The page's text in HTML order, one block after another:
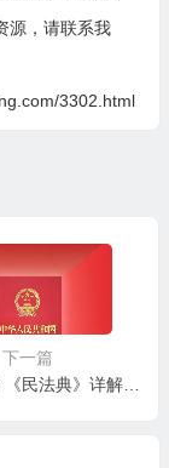
源，请联系我
3302.html
下一篇
民法典详解 《民法典》详解 – 第二百五十三条：国家所有文物